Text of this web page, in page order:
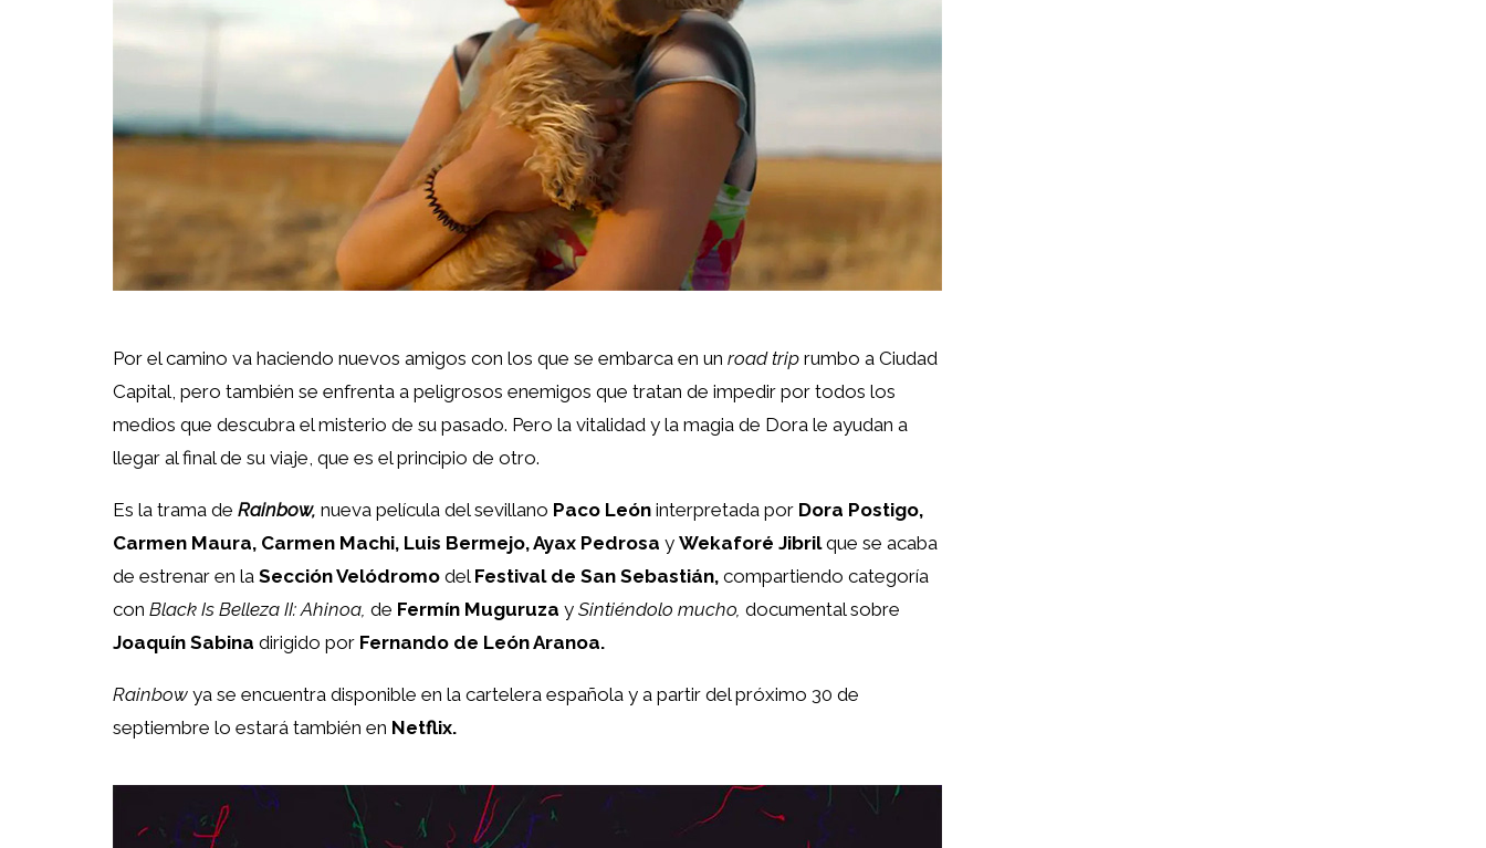
Por el camino va haciendo nuevos amigos con los que se embarca en un road trip rumbo a Ciudad
Capital, pero también se enfrenta a peligrosos enemigos que tratan de impedir por todos los
medios que descubra el misterio de su pasado. Pero la vitalidad y la magia de Dora le ayudan a
llegar al final de su viaje, que es el principio de otro.
Es la trama de Rainbow, nueva película del sevillano Paco León interpretada por Dora Postigo,
Carmen Maura, Carmen Machi, Luis Bermejo, Ayax Pedrosa y Wekaforé Jibrilque se acaba
de estrenar en la Sección Velódromo del Festival de San Sebastián, compartiendo categoría
con Black Is Belleza II: Ahinoa, de Fermín Muguruza y Sintiéndolo mucho, documental sobre
Joaquín Sabina dirigido por Fernando de León Aranoa.
Rainbow ya se encuentra disponible en la cartelera española y a partir del próximo 30 de
septiembre lo estará también en Netflix.